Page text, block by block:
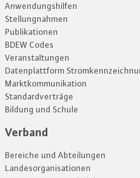
Anwendungshilfen
Stellungnahmen
Publikationen
BDEW Codes
Veranstaltungen
Datenplattform
Marktkommunikation
Standardverträge
Bildung und Schule
Verband
Bereiche und Abteilungen
Landesorganisationen